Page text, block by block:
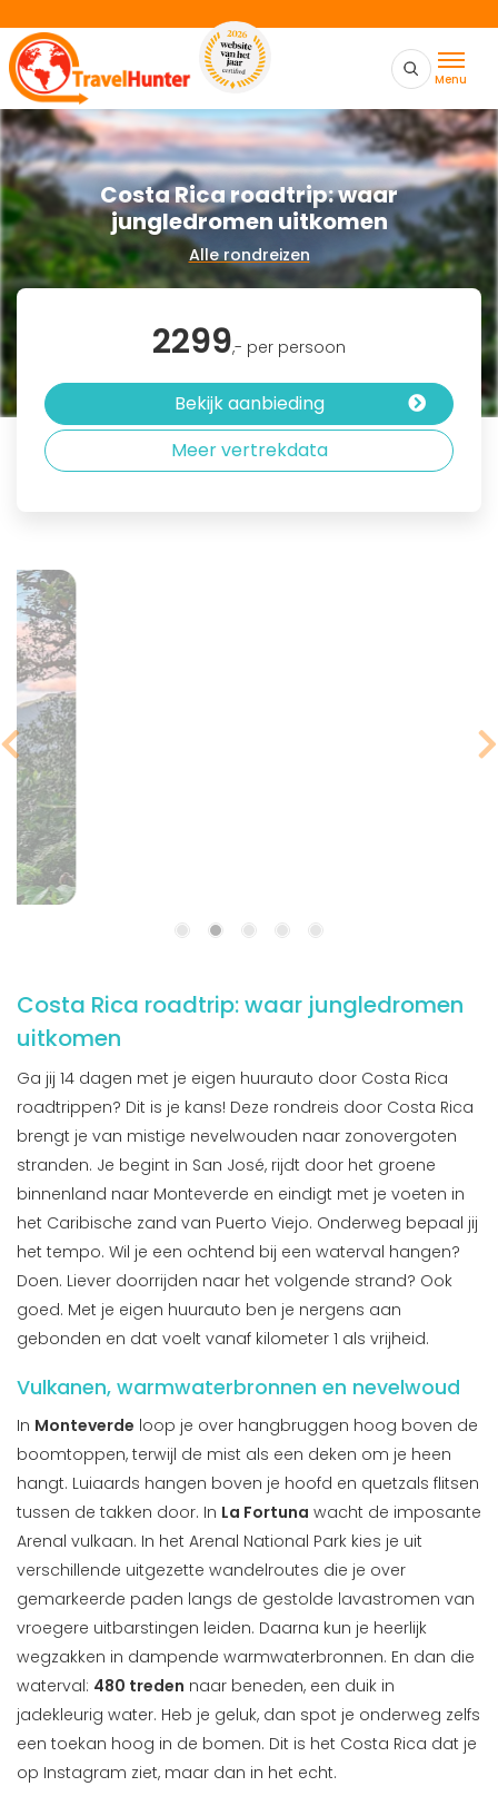
Menu
Costa Rica roadtrip: waar
jungledromen uitkomen
Alle rondreizen
2299,- per persoon
Bekijk aanbieding
Meer vertrekdata
Costa Rica roadtrip: waar jungledromen
uitkomen
Ga jij 14 dagen met je eigen huurauto door Costa Rica
roadtrippen? Dit is je kans! Deze rondreis door Costa Rica
brengt je van mistige nevelwouden naar zonovergoten
stranden. Je begint in San José, rijdt door het groene
binnenland naar Monteverde en eindigt met je voeten in
het Caribische zand van Puerto Viejo. Onderweg bepaal jij
het tempo. Wil je een ochtend bij een waterval hangen?
Doen. Liever doorrijden naar het volgende strand? Ook
goed. Met je eigen huurauto ben je nergens aan
gebonden en dat voelt vanaf kilometer 1 als vrijheid.
Vulkanen, warmwaterbronnen en nevelwoud
In Monteverde loop je over hangbruggen hoog boven de
boomtoppen, terwijl de mist als een deken om je heen
hangt. Luiaards hangen boven je hoofd en quetzals flitsen
tussen de takken door. In La Fortuna wacht de imposante
Arenal vulkaan. In het Arenal National Park kies je uit
verschillende uitgezette wandelroutes die je over
gemarkeerde paden langs de gestolde lavastromen van
vroegere uitbarstingen leiden. Daarna kun je heerlijk
wegzakken in dampende warmwaterbronnen. En dan die
waterval: 480 treden naar beneden, een duik in
jadekleurig water. Heb je geluk, dan spot je onderweg zelfs
een toekan hoog in de bomen. Dit is het Costa Rica dat je
op Instagram ziet, maar dan in het echt.